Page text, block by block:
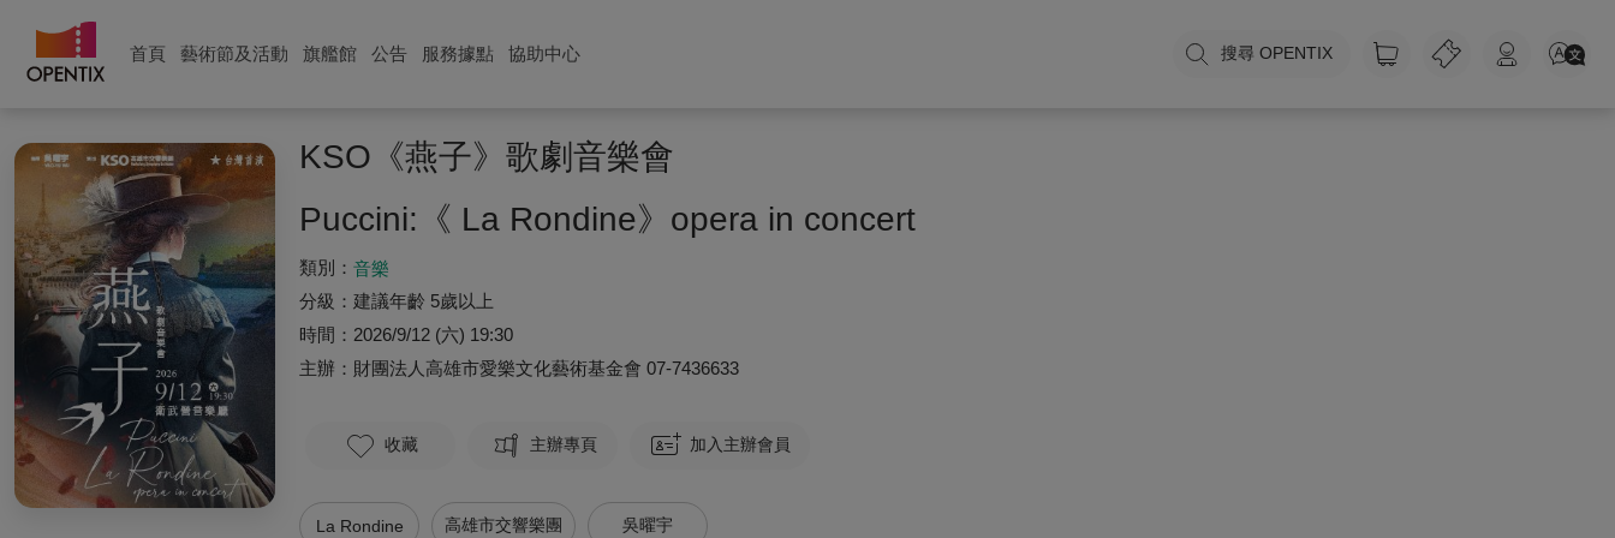
首頁 藝術節及活動 旗艦館 公告 服務據點 協助中心 搜尋 OPENTIX
KSO《燕子》歌劇音樂會
Puccini:《 La Rondine》opera in concert
類別： 音樂
分級： 建議年齡 5歲以上
時間： 2026/9/12 (六) 19:30
主辦： 財團法人高雄市愛樂文化藝術基金會 07-7436633
收藏 主辦專頁 加入主辦會員
La Rondine 高雄市交響樂團 吳曜宇